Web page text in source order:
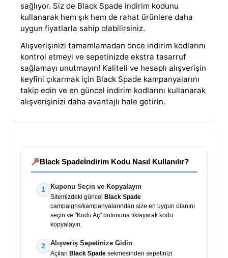
sağlıyor. Siz de Black Spade indirim kodunu
kullanarak hem şık hem de rahat ürünlere daha
uygun fiyatlarla sahip olabilirsiniz.
Alışverişinizi tamamlamadan önce indirim kodlarını
kontrol etmeyi ve sepetinizde ekstra tasarruf
sağlamayı unutmayın! Kaliteli ve hesaplı alışverişin
keyfini çıkarmak için Black Spade kampanyalarını
takip edin ve en güncel indirim kodlarını kullanarak
alışverişinizi daha avantajlı hale getirin.
Black Spadeİndirim Kodu Nasıl Kullanılır?
1 Kuponu Seçin ve Kopyalayın
Sitemizdeki güncel Black Spade
campaigns/kampanyalarından size en uygun olanını
seçin ve "Kodu Aç" butonuna tıklayarak kodu
kopyalayın.
2 Alışveriş Sepetinize Gidin
Açılan Black Spade sekmesinden sepetinizi